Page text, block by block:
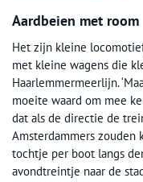
Aardbeien met room
Het zijn kleine
met kleine wagens die
Haarlemmermeerlijn.
moeite waard om mee
dat als de directie de
Amsterdammers zouden
tochtje per boot langs
avondtreintje naar de